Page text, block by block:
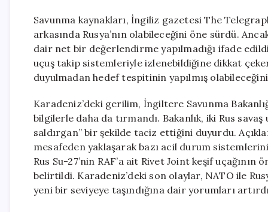
Savunma kaynakları, İngiliz gazetesi The
arkasında Rusya’nın olabileceğini öne sürdü.
dair net bir değerlendirme yapılmadığı ifade
uçuş takip sistemleriyle izlenebildiğine dikkat
duyulmadan hedef tespitinin yapılmış
Karadeniz’deki gerilim, İngiltere Savunma
bilgilerle daha da tırmandı. Bakanlık, iki Rus savaş
saldırgan” bir şekilde taciz ettiğini duyurdu.
mesafeden yaklaşarak bazı acil durum
Rus Su-27’nin RAF’a ait Rivet Joint keşif
belirtildi. Karadeniz’deki son olaylar, NATO ile
yeni bir seviyeye taşındığına dair yorumları